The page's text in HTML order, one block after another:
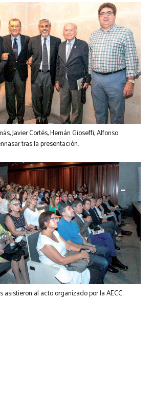
Javier Cortés, Hernán Gioseffi, Alfonso
tras la presentación.
asistieron al acto organizado por la AECC.